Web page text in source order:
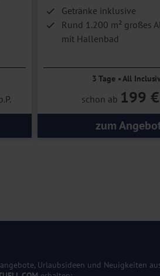
Getränke inklusive
Rund 1.200 m² großes
mit Hallenbad
3 Tage • All
schon ab 199 €
zum
Urlaubsideen und Neuigkeiten